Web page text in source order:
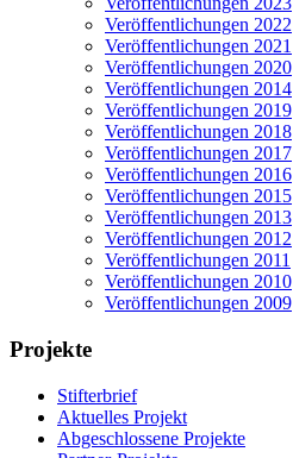
Veröffentlichungen 2022
Veröffentlichungen 2021
Veröffentlichungen 2020
Veröffentlichungen 2014
Veröffentlichungen 2019
Veröffentlichungen 2018
Veröffentlichungen 2017
Veröffentlichungen 2016
Veröffentlichungen 2015
Veröffentlichungen 2013
Veröffentlichungen 2012
Veröffentlichungen 2011
Veröffentlichungen 2010
Veröffentlichungen 2009
Projekte
Stifterbrief
Aktuelles Projekt
Abgeschlossene Projekte